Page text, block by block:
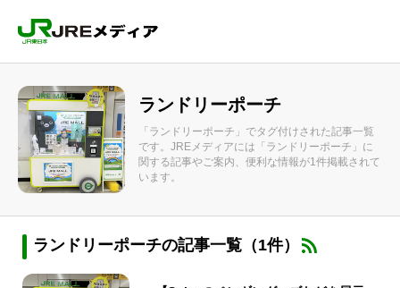
ランドリーポーチ
「ランドリーポーチ」でタグ付けされた記事一覧
です。JREメディアには「ランドリーポーチ」に
関する記事やご案内、便利な情報が1件掲載されて
います。
ランドリーポーチの記事一覧（1件）